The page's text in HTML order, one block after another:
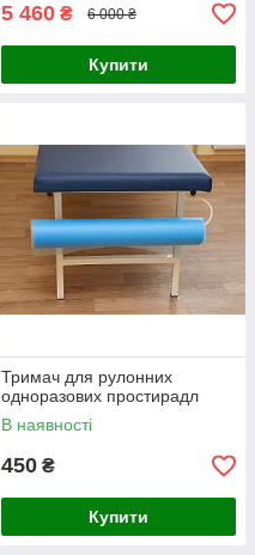
5 460 ₴ 6 000 ₴
Купити
Тримач для рулонних
одноразових простирадл
В наявності
450 ₴
Купити